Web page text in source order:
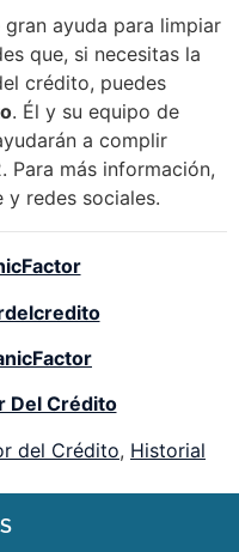
ayuda para limpiar
que, si necesitas la
crédito, puedes
. Él y su equipo de
a complir
Para más información,
y redes sociales.
Del Crédito
del Crédito, Historial